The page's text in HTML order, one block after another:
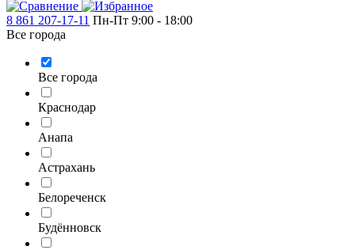
8 861 207-17-11 Пн-Пт 9:00 - 18:00
Все города
Все города
Краснодар
Анапа
Астрахань
Белореченск
Будённовск